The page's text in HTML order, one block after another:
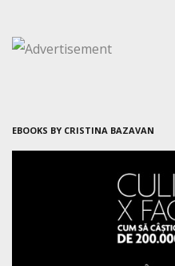
EBOOKS BY CRISTINA BAZAVAN